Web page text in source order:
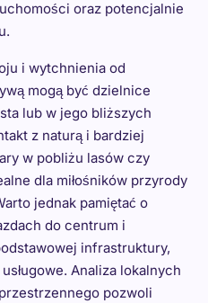
oraz potencjalnie
i wytchnienia od
mogą być dzielnice
lub w jego bliższych
z naturą i bardziej
w pobliżu lasów czy
dla miłośników przyrody
jednak pamiętać o
do centrum i
infrastruktury,
Analiza lokalnych
pozwoli